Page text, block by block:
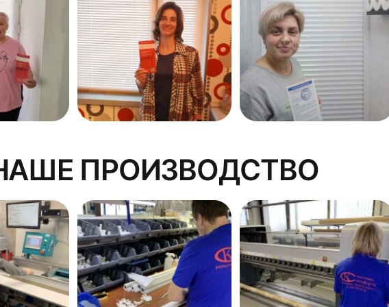
и в середине, за итоговую ширину принимают максимальную величину;
ПРОИЗВОДСТВО